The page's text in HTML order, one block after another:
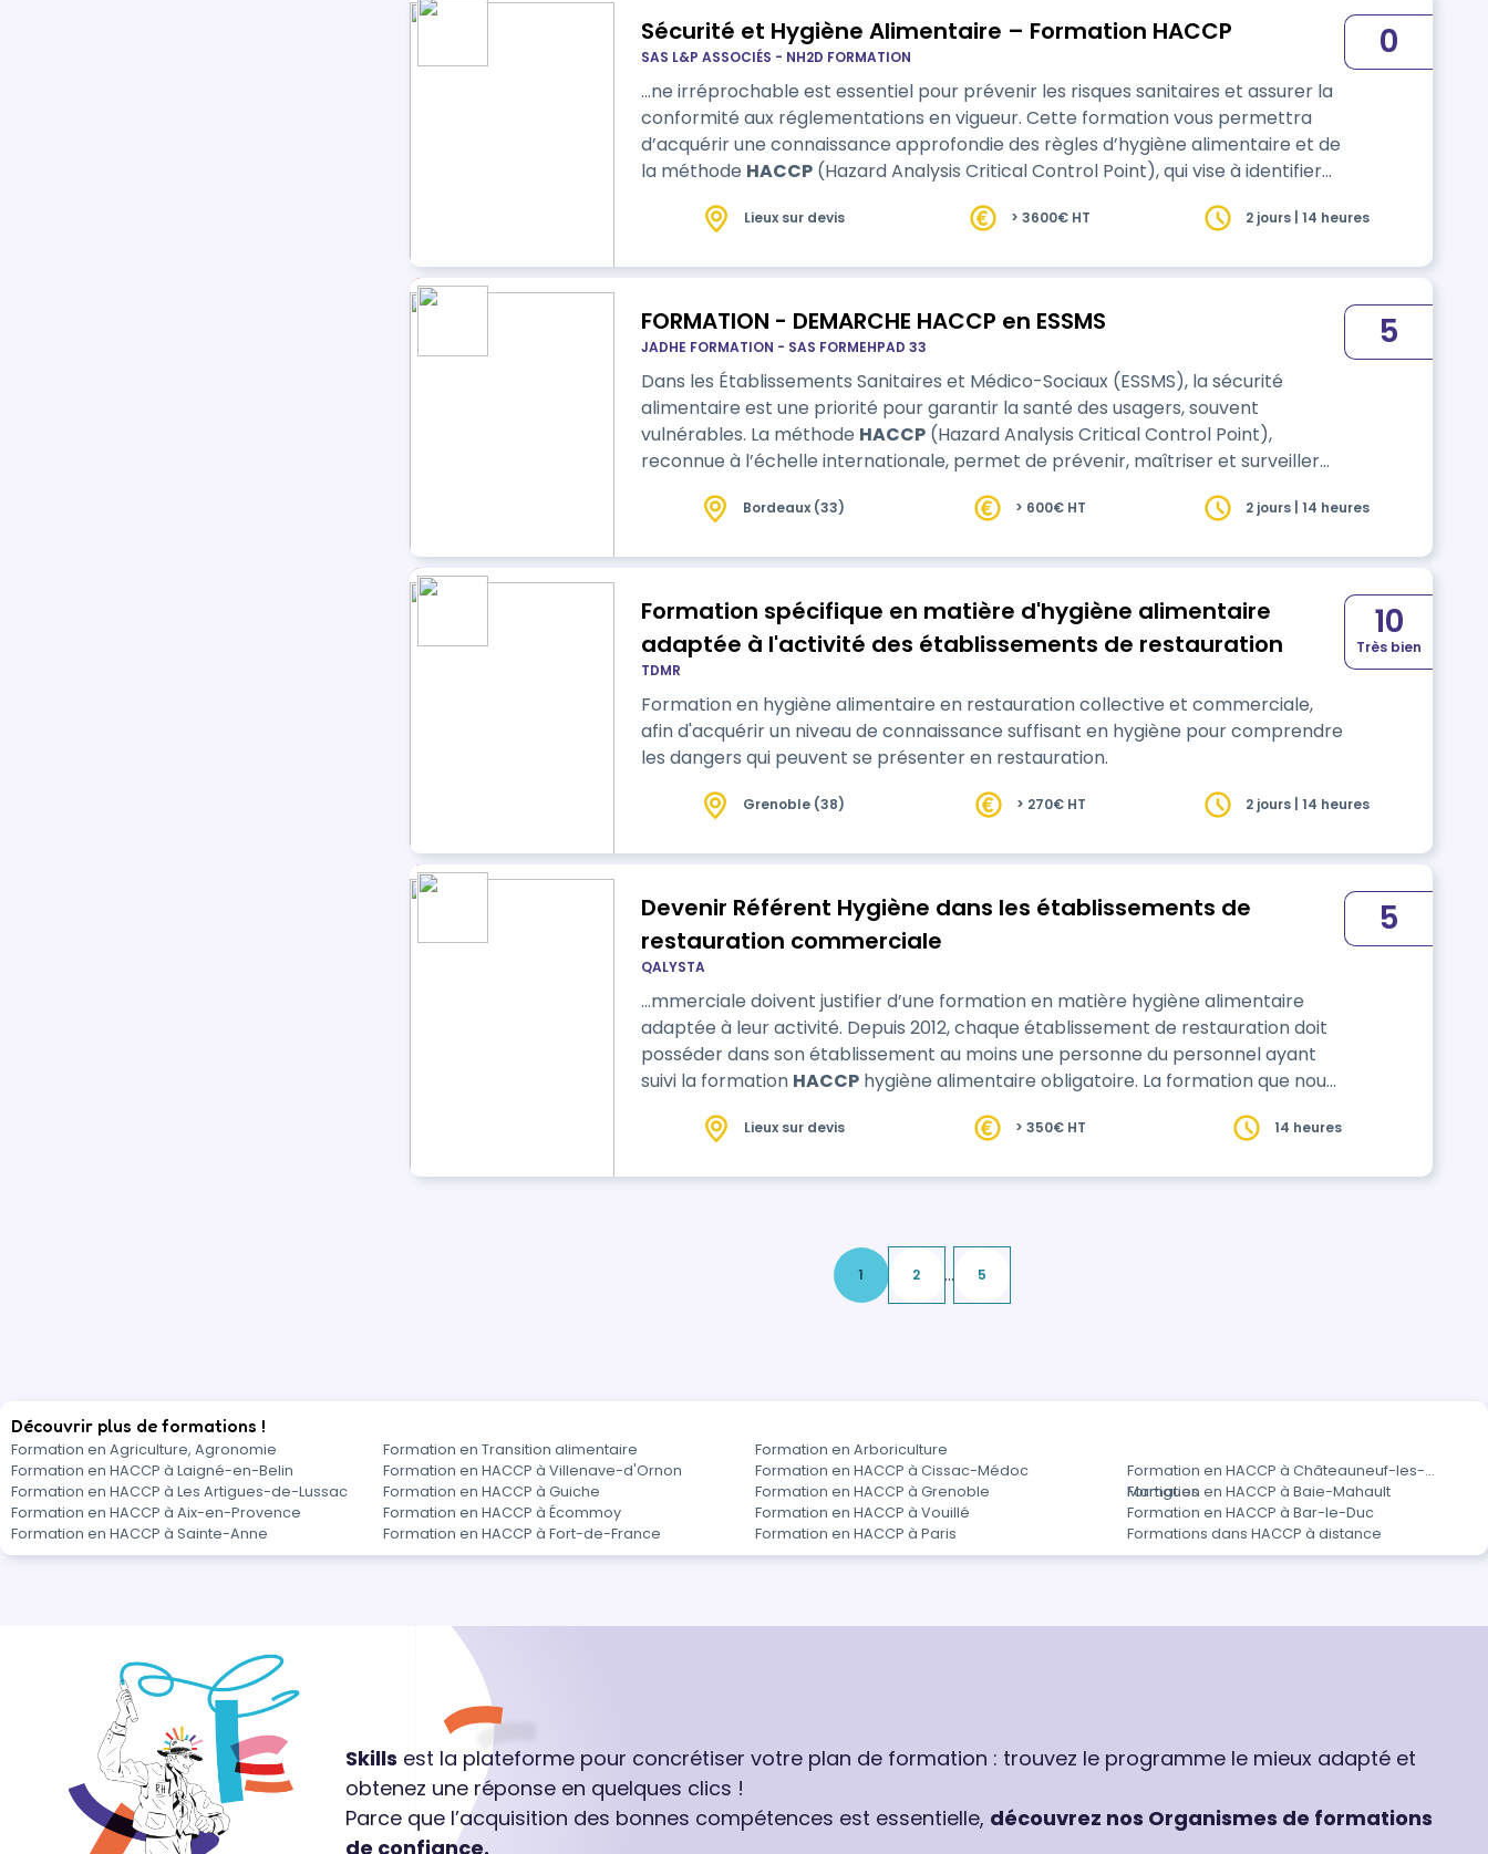
Sécurité et Hygiène Alimentaire – Formation HACCP
SAS L&P ASSOCIÉS - NH2D FORMATION
…ne irréprochable est essentiel pour prévenir les risques sanitaires et assurer la
conformité aux réglementations en vigueur. Cette formation vous permettra
d’acquérir une connaissance approfondie des règles d’hygiène alimentaire et de
la méthode HACCP(Hazard Analysis Critical Control Point), qui vise à identifier
approche théorique et pratique, les participants apprendront à respecter les
0
Lieux sur devis > 3600€ HT 2 jours | 14 heures
FORMATION - DEMARCHE HACCP en ESSMS
JADHE FORMATION - SAS FORMEHPAD 33
Dans les Établissements Sanitaires et Médico-Sociaux (ESSMS), la sécurité
alimentaire est une priorité pour garantir la santé des usagers, souvent
vulnérables. La méthode HACCP(Hazard Analysis Critical Control Point),
reconnue à l’échelle internationale, permet de prévenir, maîtriser et surveiller
appliquer les principes fondamentaux de l…
5
Bordeaux (33) > 600€ HT 2 jours | 14 heures
Formation spécifique en matière d'hygiène alimentaire
adaptée à l'activité des établissements de restauration
TDMR
Formation en hygiène alimentaire en restauration collective et commerciale,
afin d'acquérir un niveau de connaissance suffisant en hygiène pour comprendre
les dangers qui peuvent se présenter en restauration.
10
Très bien
Grenoble (38) > 270€ HT 2 jours | 14 heures
Devenir Référent Hygiène dans les établissements de
restauration commerciale
QALYSTA
…mmerciale doivent justifier d’une formation en matière hygiène alimentaire
adaptée à leur activité. Depuis 2012, chaque établissement de restauration doit
posséder dans son établissement au moins une personne du personnel ayant
suivi la formation HACCPhygiène alimentaire obligatoire. La formation que nous
2011). Au terme de cette formation, l'apprenant se verra remettre une
5
Lieux sur devis > 350€ HT 14 heures
1 2 ... 5
Découvrir plus de formations !
Formation en Agriculture, Agronomie Formation en Transition alimentaire
Formation en Arboriculture
Formation en HACCP à Laigné-en-Belin
Formation en HACCP à Villenave-d'Ornon Formation en HACCP à Cissac-Médoc
Formation en HACCP à Châteauneuf-les-
Martigues
Formation en HACCP à Les Artigues-de-Lussac Formation en HACCP à Guiche Formation en HACCP à Grenoble
Formation en HACCP à Baie-Mahault
Formation en HACCP à Aix-en-Provence
Formation en HACCP à Écommoy Formation en HACCP à Vouillé
Formation en HACCP à Bar-le-Duc
Formation en HACCP à Sainte-Anne
Formation en HACCP à Fort-de-France Formation en HACCP à Paris Formations dans HACCP à distance
Skills est la plateforme pour concrétiser votre plan de formation : trouvez le programme le mieux adapté et
obtenez une réponse en quelques clics !
Parce que l’acquisition des bonnes compétences est essentielle, découvrez nos Organismes de formations
de confiance.